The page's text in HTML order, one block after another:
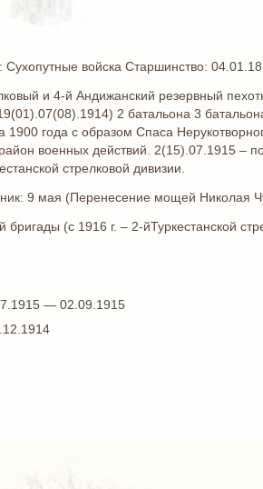
войска Старшинство:
и 4-й Андижанский резервный
2 батальона 3
года с образом Спаса
военных действий. 2(15).07.1915 –
стрелковой дивизии.
9 мая (Перенесение мощей Николая
бригады (с 1916 г. – 2-йТуркестанской
— 02.09.1915